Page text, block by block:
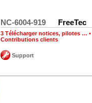
NC-6004-919 FreeTec
3 Télécharger notices, pilotes … •
Contributions clients
Support